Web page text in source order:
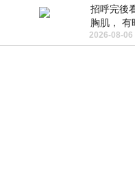
招呼完後
胸肌， 有
視線不對
2026-08-06